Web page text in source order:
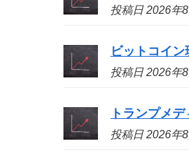
投稿日 2026年
ビットコイ
投稿日 2026年
トランプメ
投稿日 2026年